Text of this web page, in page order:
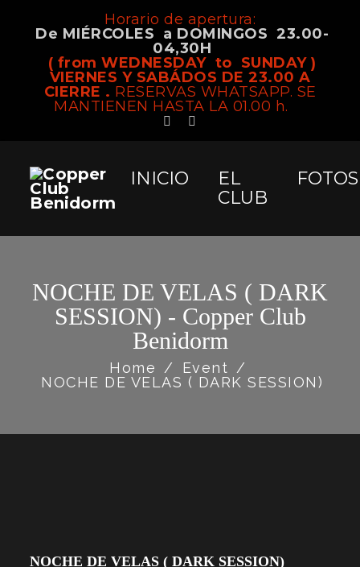
Horario de apertura:
De MIÉRCOLES a DOMINGOS 23.00-
04,30H
( from WEDNESDAY to SUNDAY )
VIERNES Y SABÁDOS DE 23.00 A
CIERRE . RESERVAS WHATSAPP. SE
MANTIENEN HASTA LA 01.00 h.
INICIO
EL
CLUB
FOTOS
NOCHE DE VELAS ( DARK
SESSION) - Copper Club
Benidorm
Home / Event /
NOCHE DE VELAS ( DARK SESSION)
NOCHE DE VELAS ( DARK SESSION)